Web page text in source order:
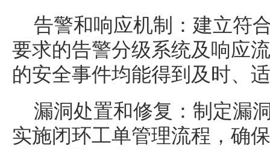
告警和响应机制：建立符
要求的告警分级系统及响应
的安全事件均能得到及时、
漏洞处置和修复：制定漏
实施闭环工单管理流程，确